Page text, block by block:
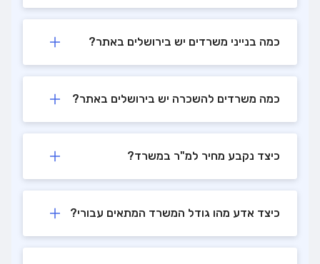
כמה בנייני משרדים יש בירושלים באתר?
כמה משרדים להשכרה יש בירושלים באתר?
כיצד נקבע מחיר למ"ר במשרד?
כיצד אדע מהו גודל המשרד המתאים עבורי?